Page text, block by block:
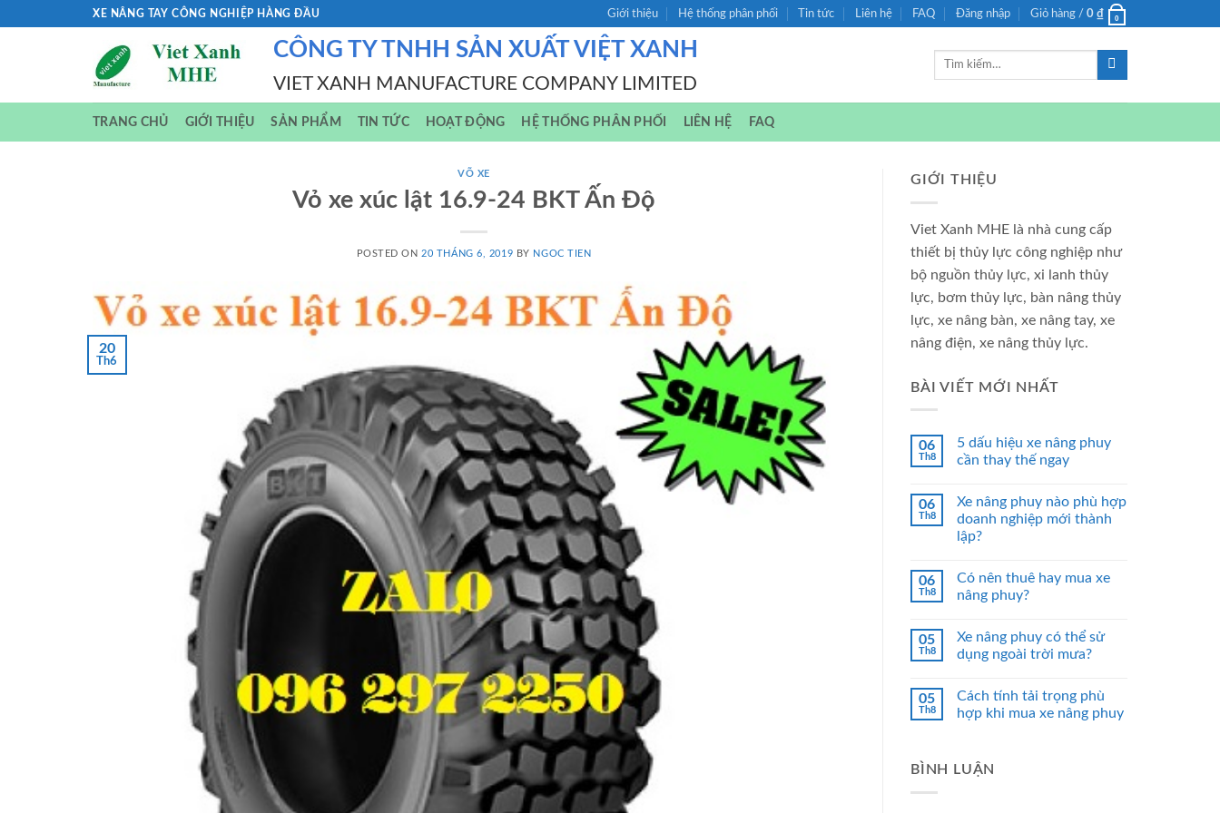
XE NÂNG TAY CÔNG NGHIỆP HÀNG ĐẦU Giới thiệu Hệ thống phân phối Tin tức Liên hệ FAQ Đăng nhập Giỏ hàng / 0 ₫ 0
CÔNG TY TNHH SẢN XUẤT VIỆT XANH
VIET XANH MANUFACTURE COMPANY LIMITED
Tìm
TRANG CHỦ GIỚI THIỆU SẢN PHẨM TIN TỨC HOẠT ĐỘNG HỆ THỐNG PHÂN PHỐI LIÊN HỆ FAQ
VÕ XE
Vỏ xe xúc lật 16.9-24 BKT Ấn Độ
POSTED ON 20 THÁNG 6, 2019 BY NGOC TIEN
20
Th6
GIỚI THIỆU
Viet Xanh MHE là nhà cung cấp
thiết bị thủy lực công nghiệp như
bộ nguồn thủy lực, xi lanh thủy
lực, bơm thủy lực, bàn nâng thủy
lực, xe nâng bàn, xe nâng tay, xe
nâng điện, xe nâng thủy lực.
BÀI VIẾT MỚI NHẤT
06
Th8
5 dấu hiệu xe nâng phuy
cần thay thế ngay
06
Th8
Xe nâng phuy nào phù hợp
doanh nghiệp mới thành
lập?
06
Th8
Có nên thuê hay mua xe
nâng phuy?
05
Th8
Xe nâng phuy có thể sử
dụng ngoài trời mưa?
05
Th8
Cách tính tải trọng phù
hợp khi mua xe nâng phuy
BÌNH LUẬN